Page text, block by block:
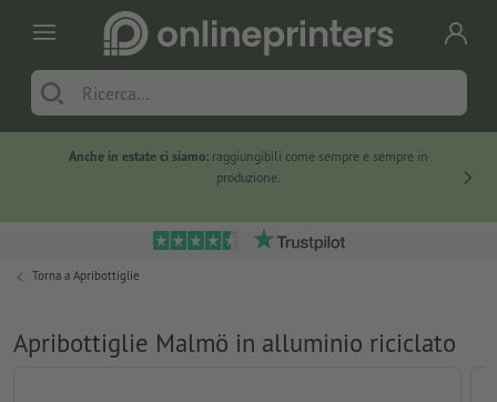
Anche in estate ci siamo: raggiungibili come sempre e sempre in
produzione.
Torna a Apribottiglie
Apribottiglie Malmö in alluminio riciclato